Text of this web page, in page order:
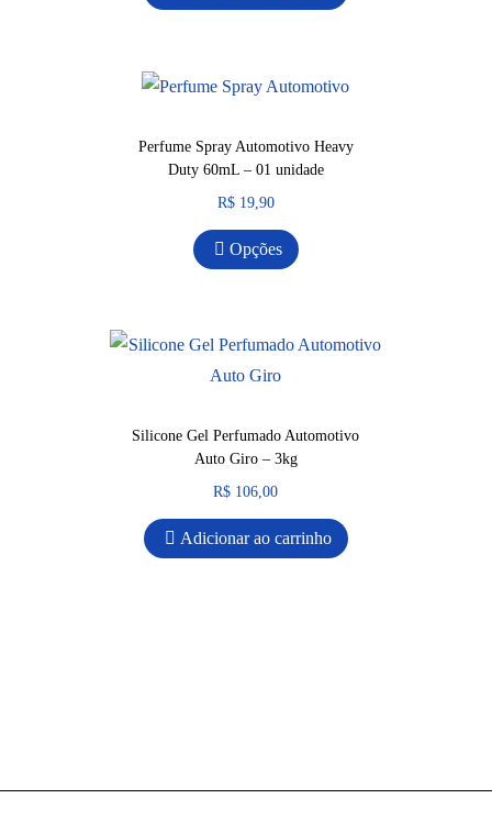
Perfume Spray Automotivo Heavy
Duty 60mL – 01 unidade
R$19,90
Opções
Silicone Gel Perfumado Automotivo
Auto Giro – 3kg
R$ 106,00
Adicionar ao carrinho